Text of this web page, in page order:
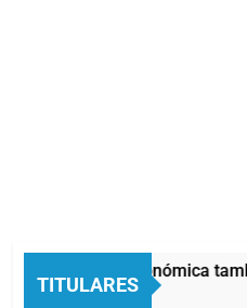
TITULARES
La crisis económica
10 Horas Atrás